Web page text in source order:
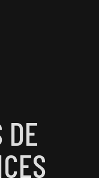
DE